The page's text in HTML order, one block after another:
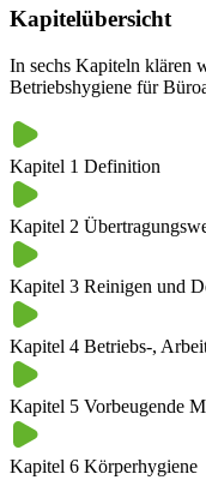
Kapitelübersicht
In sechs Kapiteln klären
Betriebshygiene für
Kapitel 1 Definition
Kapitel 2
Kapitel 3 Reinigen und
Kapitel 4 Betriebs-,
Kapitel 5 Vorbeugende
Kapitel 6 Körperhygiene